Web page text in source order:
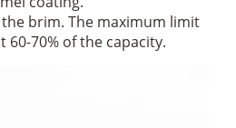
brim. The maximum limit
70% of the capacity.